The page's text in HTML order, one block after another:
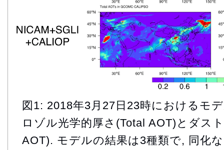
図1: 2018年3月27日23時におけるモ
ロゾル光学的厚さ(Total AOT)とダス
AOT). モデルの結果は3種類で, 同化